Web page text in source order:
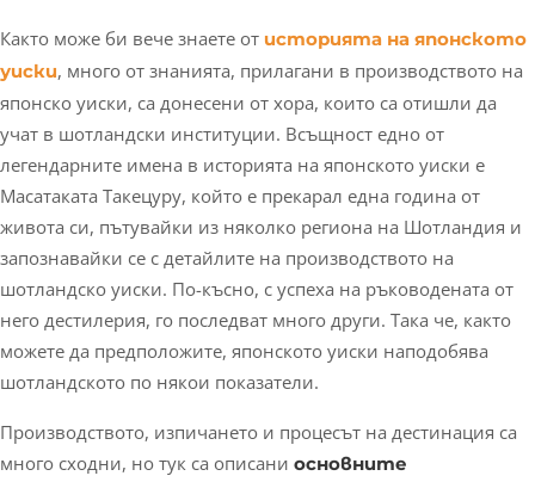
Както може би вече знаете от историята на японското
уиски, много от знанията, прилагани в производството на
японско уиски, са донесени от хора, които са отишли да
учат в шотландски институции. Всъщност едно от
легендарните имена в историята на японското уиски е
Масатаката Такецуру, който е прекарал една година от
живота си, пътувайки из няколко региона на Шотландия и
запознавайки се с детайлите на производството на
шотландско уиски. По-късно, с успеха на ръководената от
него дестилерия, го последват много други. Така че, както
можете да предположите, японското уиски наподобява
шотландското по някои показатели.
Производството, изпичането и процесът на дестинация са
много сходни, но тук са описани основните